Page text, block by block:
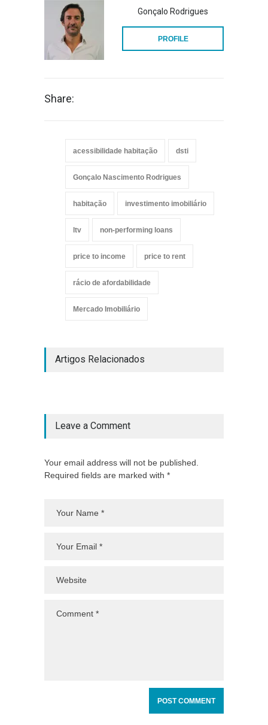
Gonçalo Rodrigues
PROFILE
Share:
acessibilidade habitação dsti
Gonçalo Nascimento Rodrigues
habitação investimento imobiliário
ltv non-performing loans
price to income price to rent
rácio de afordabilidade
Mercado Imobiliário
Artigos Relacionados
Leave a Comment
Your email address will not be published.
Required fields are marked with *